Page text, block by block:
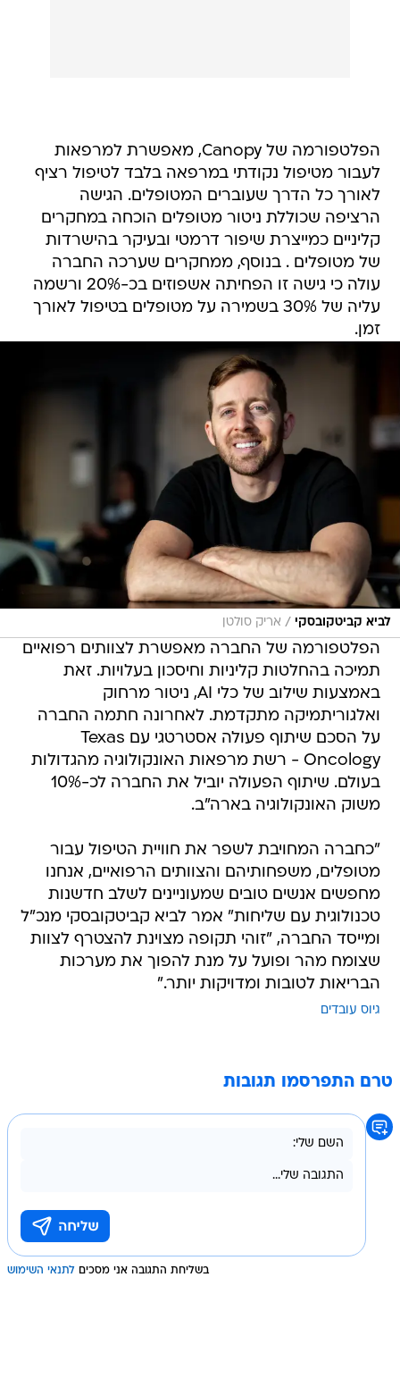
הפלטפורמה של Canopy, מאפשרת למרפאות
לעבור מטיפול נקודתי במרפאה בלבד לטיפול רציף
לאורך כל הדרך שעוברים המטופלים. הגישה
הרציפה שכוללת ניטור מטופלים הוכחה במחקרים
קליניים כמייצרת שיפור דרמטי ובעיקר בהישרדות
של מטופלים . בנוסף, ממחקרים שערכה החברה
עולה כי גישה זו הפחיתה אשפוזים בכ-20% ורשמה
עליה של 30% בשמירה על מטופלים בטיפול לאורך
זמן.
לביא קביטקובסקי / אריק סולטן
הפלטפורמה של החברה מאפשרת לצוותים רפואיים
תמיכה בהחלטות קליניות וחיסכון בעלויות. זאת
באמצעות שילוב של כלי AI, ניטור מרחוק
ואלגוריתמיקה מתקדמת. לאחרונה חתמה החברה
על הסכם שיתוף פעולה אסטרטגי עם Texas
Oncology - רשת מרפאות האונקולוגיה מהגדולות
בעולם. שיתוף הפעולה יוביל את החברה לכ-10%
משוק האונקולוגיה בארה"ב.
"כחברה המחויבת לשפר את חוויית הטיפול עבור
מטופלים, משפחותיהם והצוותים הרפואיים, אנחנו
מחפשים אנשים טובים שמעוניינים לשלב חדשנות
טכנולוגית עם שליחות" אמר לביא קביטקובסקי מנכ"ל
ומייסד החברה, "זוהי תקופה מצוינת להצטרף לצוות
שצומח מהר ופועל על מנת להפוך את מערכות
הבריאות לטובות ומדויקות יותר."
גיוס עובדים
טרם התפרסמו תגובות
בשליחת התגובה אני מסכים לתנאי השימוש